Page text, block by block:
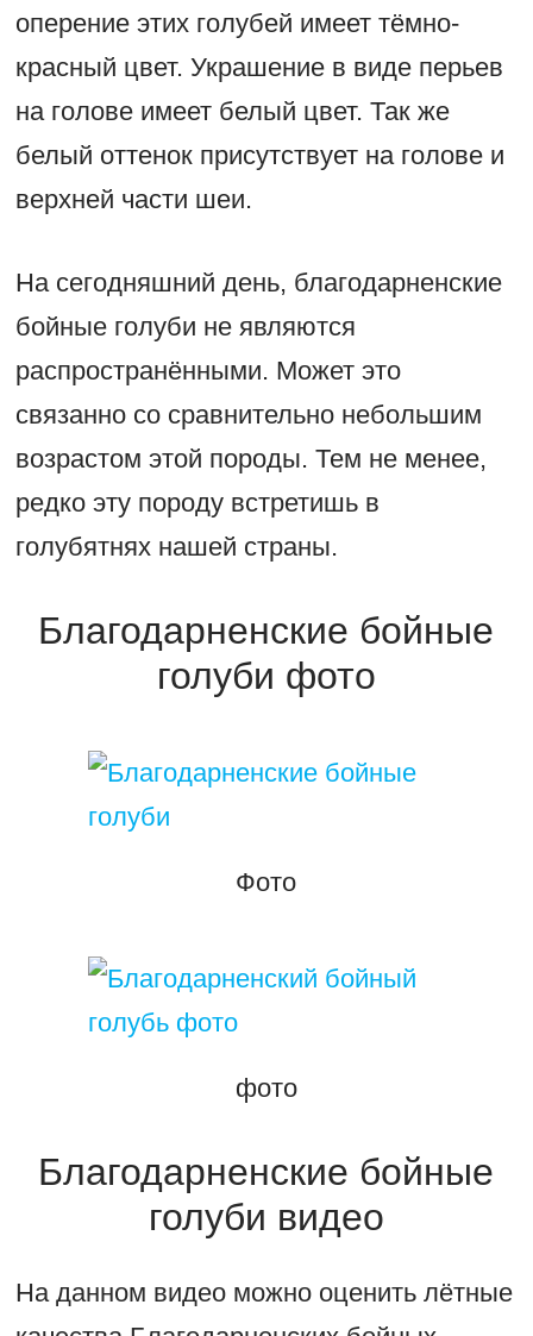
оперение этих голубей имеет тёмно-
красный цвет. Украшение в виде перьев
на голове имеет белый цвет. Так же
белый оттенок присутствует на голове и
верхней части шеи.
На сегодняшний день, благодарненские
бойные голуби не являются
распространёнными. Может это
связанно со сравнительно небольшим
возрастом этой породы. Тем не менее,
редко эту породу встретишь в
голубятнях нашей страны.
Благодарненские бойные
голуби фото
Фото
фото
Благодарненские бойные
голуби видео
На данном видео можно оценить лётные